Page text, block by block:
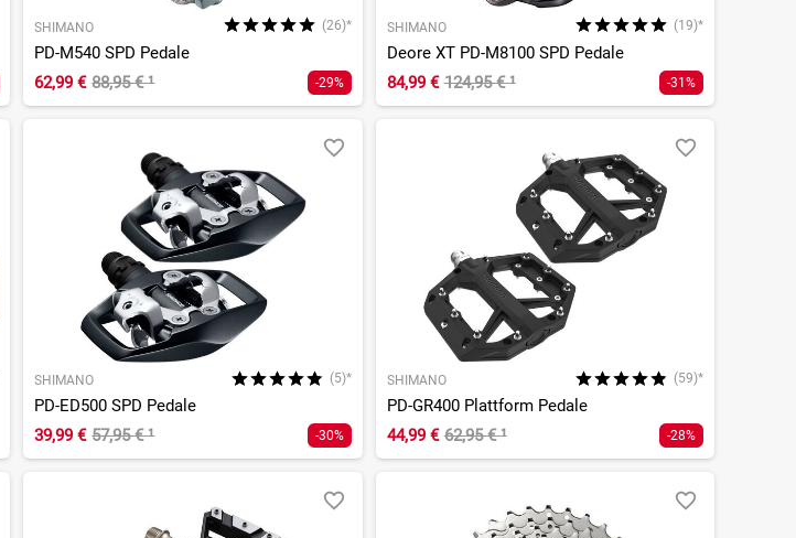
SHIMANO (26)*
PD-M540 SPD Pedale
62,99 € 88,95 €¹ -29%
SHIMANO (19)*
Deore XT PD-M8100 SPD Pedale
84,99 € 124,95 €¹ -31%
SHIMANO (5)*
PD-ED500 SPD Pedale
39,99 € 57,95 €¹ -30%
SHIMANO (59)*
PD-GR400 Plattform Pedale
44,99 € 62,95 €¹ -28%